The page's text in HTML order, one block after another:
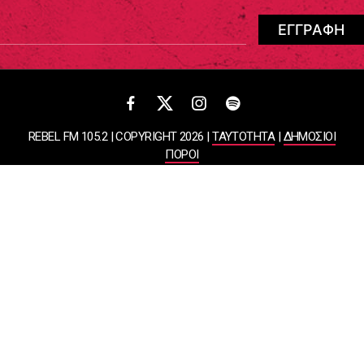
REBEL FM 105.2 | COPYRIGHT 2026 |ΤΑΥΤΟΤΗΤΑ| ΔΗΜΟΣΙΟΙ
ΠΟΡΟΙ